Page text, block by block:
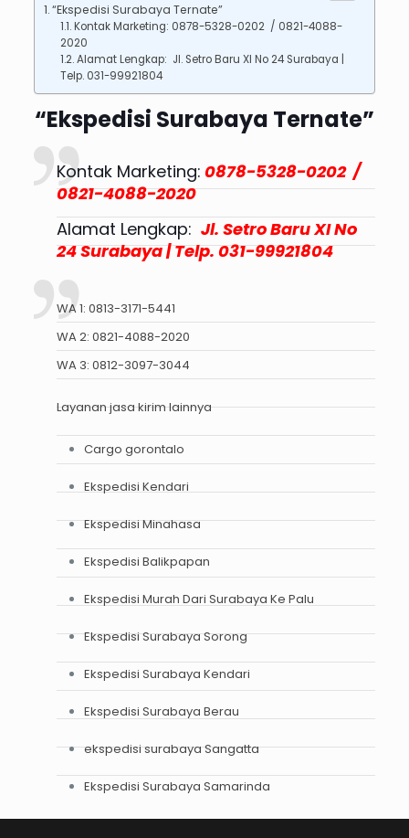
“Ekspedisi Surabaya Ternate”
Kontak Marketing: 0878-5328-0202 / 0821-4088-
2020
Alamat Lengkap: Jl. Setro Baru XI No 24 Surabaya |
Telp. 031-99921804
“Ekspedisi Surabaya Ternate”
Kontak Marketing: 0878-5328-0202 /
0821-4088-2020
Alamat Lengkap: Jl. Setro Baru XI No
24 Surabaya | Telp. 031-99921804
WA 1: 0813-3171-5441
WA 2: 0821-4088-2020
WA 3: 0812-3097-3044
Layanan jasa kirim lainnya
Cargo gorontalo
Ekspedisi Kendari
Ekspedisi Minahasa
Ekspedisi Balikpapan
Ekspedisi Murah Dari Surabaya Ke Palu
Ekspedisi Surabaya Sorong
Ekspedisi Surabaya Kendari
Ekspedisi Surabaya Berau
ekspedisi surabaya Sangatta
Ekspedisi Surabaya Samarinda